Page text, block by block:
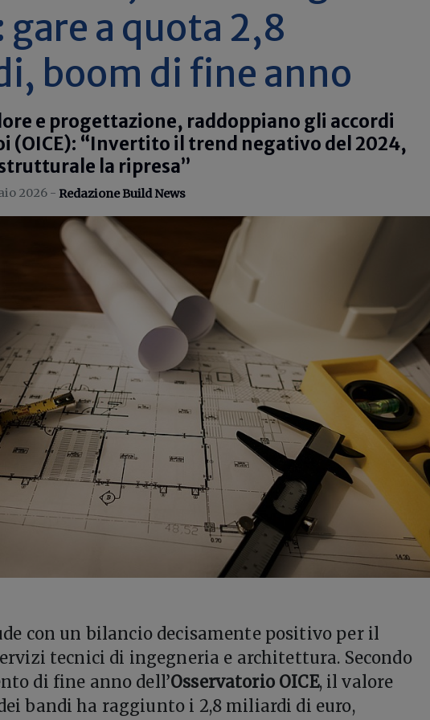
a quota 2,8
boom di fine anno
e progettazione, raddoppiano gli accordi
(OICE): “Invertito il trend negativo del 2024,
la ripresa”
2026 - Redazione Build News
con un bilancio decisamente positivo per il
tecnici di ingegneria e architettura. Secondo
di fine anno dell’Osservatorio OICE, il valore
bandi ha raggiunto i 2,8 miliardi di euro,